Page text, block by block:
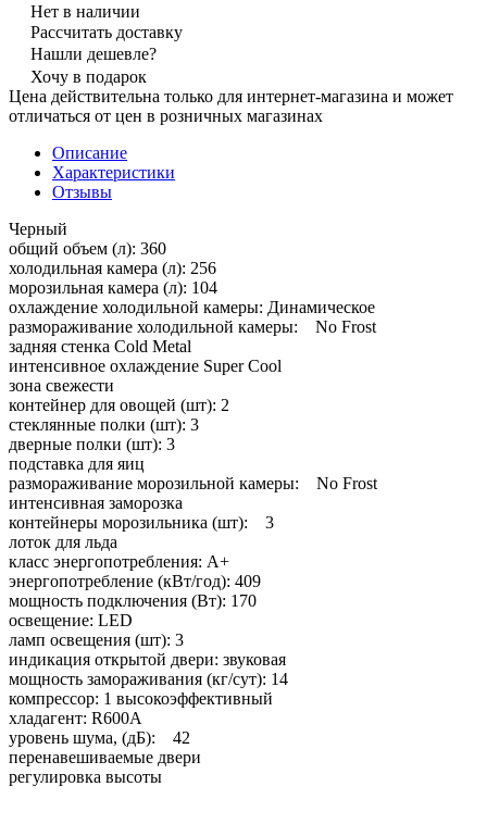
Нет в наличии
Рассчитать доставку
Нашли дешевле?
Хочу в подарок
Цена действительна только для интернет-магазина и может
отличаться от цен в розничных магазинах
Описание
Характеристики
Отзывы
Черный
общий объем (л): 360
холодильная камера (л): 256
морозильная камера (л): 104
охлаждение холодильной камеры: Динамическое
размораживание холодильной камеры: No Frost
задняя стенка Cold Metal
интенсивное охлаждение Super Cool
зона свежести
контейнер для овощей (шт): 2
стеклянные полки (шт): 3
дверные полки (шт): 3
подставка для яиц
размораживание морозильной камеры: No Frost
интенсивная заморозка
контейнеры морозильника (шт): 3
лоток для льда
класс энергопотребления: A+
энергопотребление (кВт/год): 409
мощность подключения (Вт): 170
освещение: LED
ламп освещения (шт): 3
индикация открытой двери: звуковая
мощность замораживания (кг/сут): 14
компрессор: 1 высокоэффективный
хладагент: R600A
уровень шума, (дБ): 42
перенавешиваемые двери
регулировка высоты